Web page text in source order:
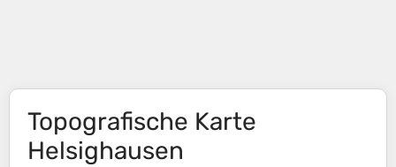
Topografische Karte
Helsighausen